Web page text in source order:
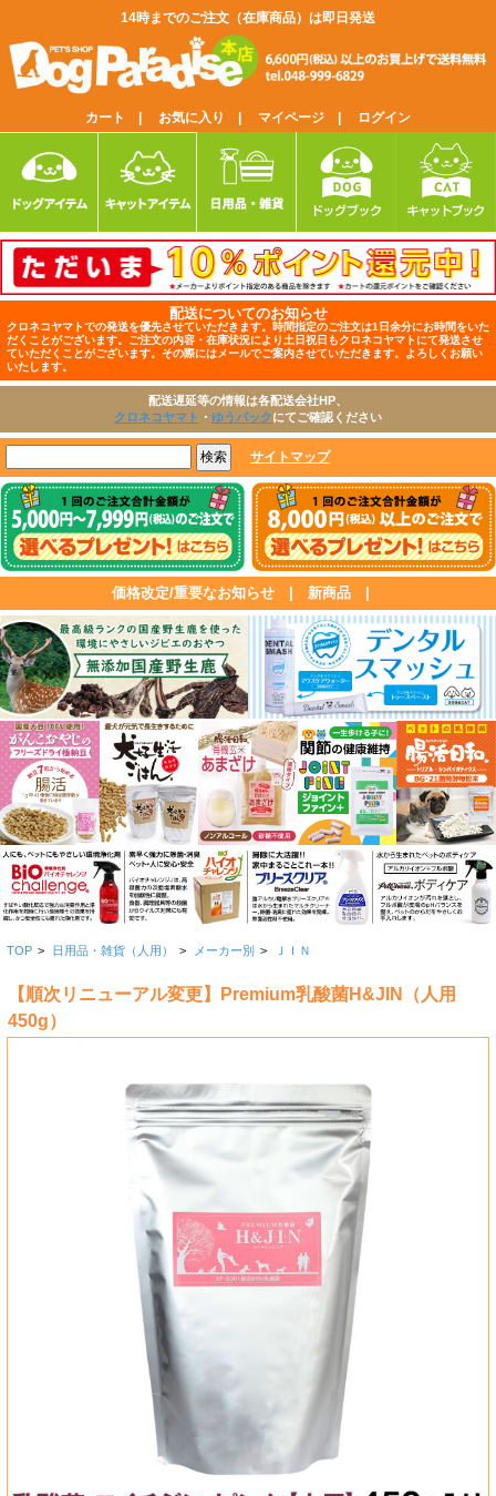
14時までのご注文（在庫商品）は即日発送
カート | お気に入り | マイページ | ログイン
配送についてのお知らせ
クロネコヤマトでの発送を優先させていただきます。時間指定のご注文は1日余分にお時間をいた
だくことがございます。ご注文の内容・在庫状況により土日祝日もクロネコヤマトにて発送させ
ていただくことがございます。その際にはメールでご案内させていただきます。よろしくお願い
いたします。
配送遅延等の情報は各配送会社HP、
クロネコヤマト ・ ゆうパックにてご確認ください
サイトマップ
価格改定/重要なお知らせ 新商品
TOP > 日用品・雑貨（人用） > メーカー別 > ＪＩＮ
【順次リニューアル変更】Premium乳酸菌H&JIN（人用
450g）